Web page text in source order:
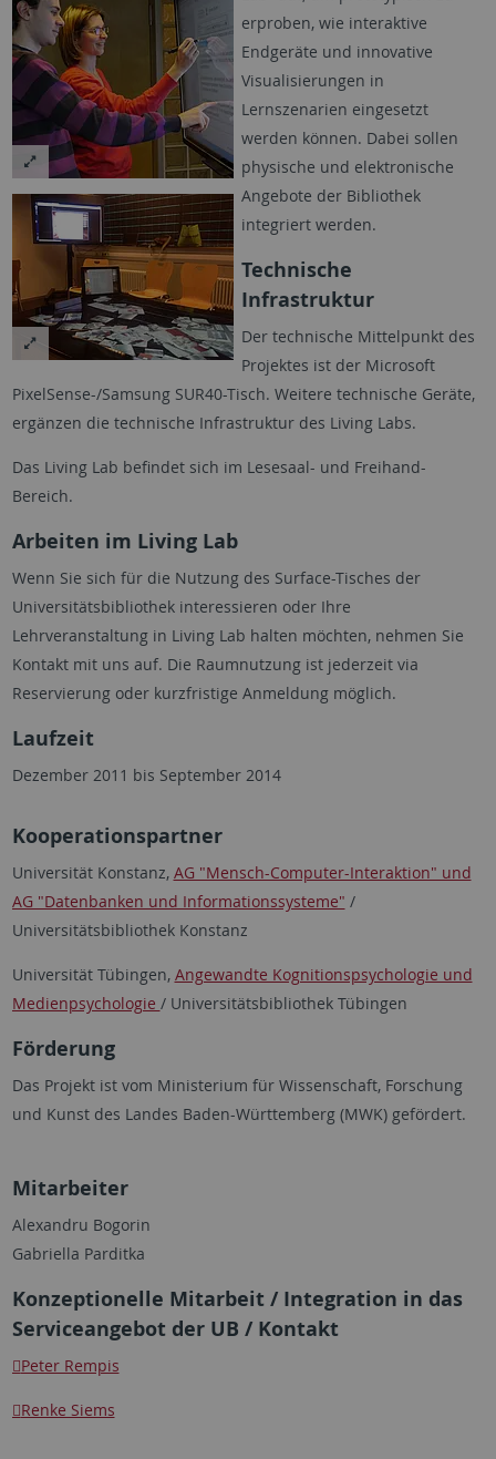
erproben, wie interaktive
Endgeräte und innovative
Visualisierungen in
Lernszenarien eingesetzt
werden können. Dabei sollen
physische und elektronische
Angebote der Bibliothek
integriert werden.
Technische
Infrastruktur
Der technische Mittelpunkt des
Projektes ist der Microsoft
PixelSense-/Samsung SUR40-Tisch. Weitere technische Geräte,
ergänzen die technische Infrastruktur des Living Labs.
Das Living Lab befindet sich im Lesesaal- und Freihand-
Bereich.
Arbeiten im Living Lab
Wenn Sie sich für die Nutzung des Surface-Tisches der
Universitätsbibliothek interessieren oder Ihre
Lehrveranstaltung in Living Lab halten möchten, nehmen Sie
Kontakt mit uns auf. Die Raumnutzung ist jederzeit via
Reservierung oder kurzfristige Anmeldung möglich.
Laufzeit
Dezember 2011 bis September 2014
Kooperationspartner
Universität Konstanz, AG "Mensch-Computer-Interaktion" und
AG "Datenbanken und Informationssysteme" /
Universitätsbibliothek Konstanz
Universität Tübingen, Angewandte Kognitionspsychologie und
Medienpsychologie / Universitätsbibliothek Tübingen
Förderung
Das Projekt ist vom Ministerium für Wissenschaft, Forschung
und Kunst des Landes Baden-Württemberg (MWK) gefördert.
Mitarbeiter
Alexandru Bogorin
Gabriella Parditka
Konzeptionelle Mitarbeit / Integration in das
Serviceangebot der UB / Kontakt
Peter Rempis
Renke Siems